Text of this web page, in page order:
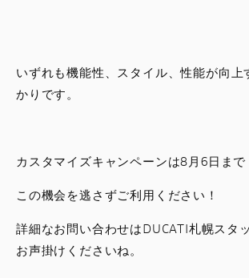
いずれも機能性、スタイル、性能が向上
かりです。
カスタマイズキャンペーンは8月6日まで
この機会を逃さずご利用ください！
詳細なお問い合わせはDUCATI札幌スタ
お声掛けくださいね。